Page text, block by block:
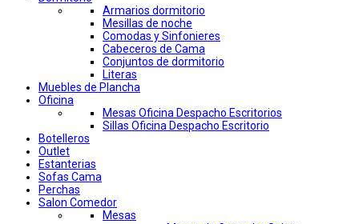
Armarios dormitorio
Mesillas de noche
Comodas y Sinfonieres
Cabeceros de Cama
Conjuntos de dormitorio
Literas
Muebles de Plancha
Oficina
Mesas Oficina Despacho Escritorios
Sillas Oficina Despacho Escritorio
Botelleros
Outlet
Estanterias
Sofas Cama
Perchas
Salon Comedor
Mesas